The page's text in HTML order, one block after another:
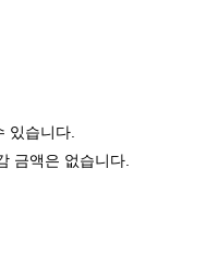
있습니다.
금액은 없습니다.